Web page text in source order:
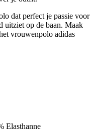
dat perfect je passie voor
uitziet op de baan. Maak
vrouwenpolo adidas
Elasthanne